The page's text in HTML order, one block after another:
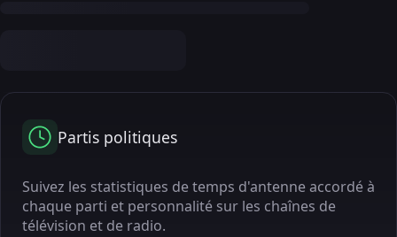
Partis politiques
Suivez les statistiques de temps d'antenne accordé à
chaque parti et personnalité sur les chaînes de
télévision et de radio.